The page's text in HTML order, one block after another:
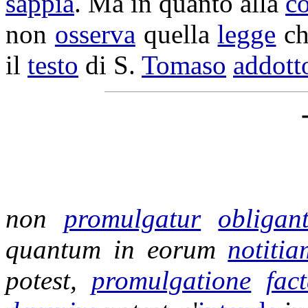
non osserva quellalegge
il testo di S. Tomaso
non promulgatur
quantum in eorum
potest, promulgatione